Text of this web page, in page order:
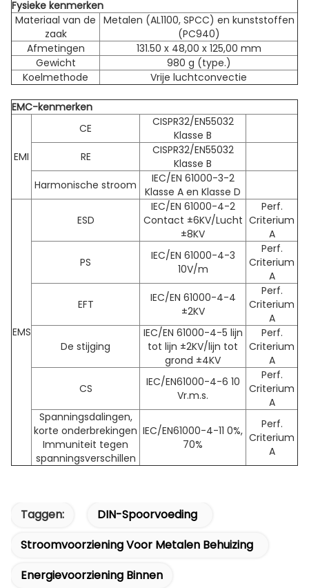
Fysieke kenmerken
Materiaal van de
zaak
Metalen (AL1100, SPCC) en kunststoffen
(PC940)
Afmetingen
131.50 x 48,00 x 125,00 mm
Gewicht
980 g (type.)
Koelmethode
Vrije luchtconvectie
EMC-kenmerken
EMI
CE
CISPR32/EN55032
Klasse B
RE
CISPR32/EN55032
Klasse B
Harmonische stroom
IEC/EN 61000-3-2
Klasse A en Klasse D
EMS
ESD
IEC/EN 61000-4-2
Contact ±6KV/Lucht
±8KV
Perf.
Criterium
A
PS
IEC/EN 61000-4-3
10V/m
Perf.
Criterium
A
EFT
IEC/EN 61000-4-4
±2KV
Perf.
Criterium
A
De stijging
IEC/EN 61000-4-5 lijn
tot lijn ±2KV/lijn tot
grond ±4KV
Perf.
Criterium
A
CS
IEC/EN61000-4-6 10
Vr.m.s.
Perf.
Criterium
A
Spanningsdalingen,
korte onderbrekingen
Immuniteit tegen
spanningsverschillen
IEC/EN61000-4-11 0%,
70%
Perf.
Criterium
A
Taggen:
DIN-Spoorvoeding
Stroomvoorziening Voor Metalen Behuizing
Energievoorziening Binnen